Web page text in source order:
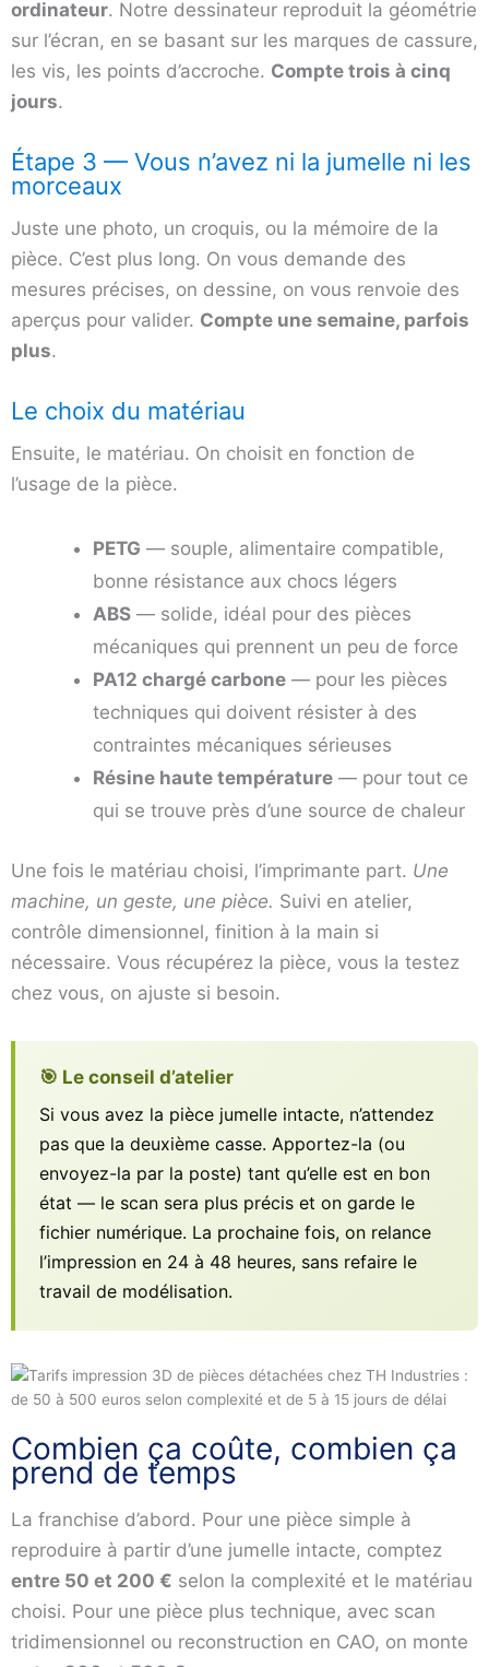
ordinateur. Notre dessinateur reproduit la géométrie
sur l’écran, en se basant sur les marques de cassure,
les vis, les points d’accroche. Compte trois à cinq
jours.
Étape 3 — Vous n’avez ni la jumelle ni les
morceaux
Juste une photo, un croquis, ou la mémoire de la
pièce. C’est plus long. On vous demande des
mesures précises, on dessine, on vous renvoie des
aperçus pour valider. Compte une semaine, parfois
plus.
Le choix du matériau
Ensuite, le matériau. On choisit en fonction de
l’usage de la pièce.
PETG — souple, alimentaire compatible,
bonne résistance aux chocs légers
ABS — solide, idéal pour des pièces
mécaniques qui prennent un peu de force
PA12 chargé carbone — pour les pièces
techniques qui doivent résister à des
contraintes mécaniques sérieuses
Résine haute température — pour tout ce
qui se trouve près d’une source de chaleur
Une fois le matériau choisi, l’imprimante part. Une
machine, un geste, une pièce. Suivi en atelier,
contrôle dimensionnel, finition à la main si
nécessaire. Vous récupérez la pièce, vous la testez
chez vous, on ajuste si besoin.
🎯 Le conseil d’atelier
Si vous avez la pièce jumelle intacte, n’attendez
pas que la deuxième casse. Apportez-la (ou
envoyez-la par la poste) tant qu’elle est en bon
état — le scan sera plus précis et on garde le
fichier numérique. La prochaine fois, on relance
l’impression en 24 à 48 heures, sans refaire le
travail de modélisation.
Combien ça coûte, combien ça
prend de temps
La franchise d’abord. Pour une pièce simple à
reproduire à partir d’une jumelle intacte, comptez
entre 50 et 200 € selon la complexité et le matériau
choisi. Pour une pièce plus technique, avec scan
tridimensionnel ou reconstruction en CAO, on monte